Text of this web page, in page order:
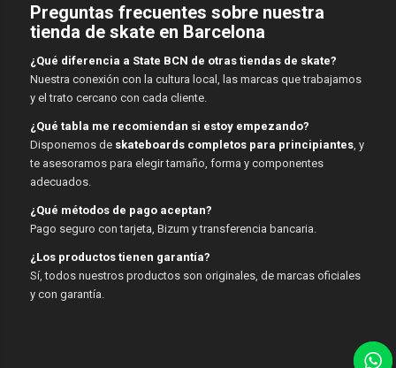
Preguntas frecuentes sobre nuestra
tienda de skate en Barcelona
¿Qué diferencia a State BCN de otras tiendas de skate?
Nuestra conexión con la cultura local, las marcas que trabajamos
y el trato cercano con cada cliente.
¿Qué tabla me recomiendan si estoy empezando?
Disponemos de skateboards completos para principiantes, y
te asesoramos para elegir tamaño, forma y componentes
adecuados.
¿Qué métodos de pago aceptan?
Pago seguro con tarjeta, Bizum y transferencia bancaria.
¿Los productos tienen garantía?
Sí, todos nuestros productos son originales, de marcas oficiales
y con garantía.